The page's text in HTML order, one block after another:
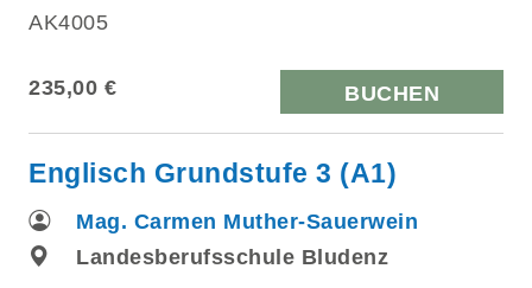
AK4005
235,00 € BUCHEN
Englisch Grundstufe 3 (A1)
Mag. Carmen Muther-Sauerwein
Landesberufsschule Bludenz